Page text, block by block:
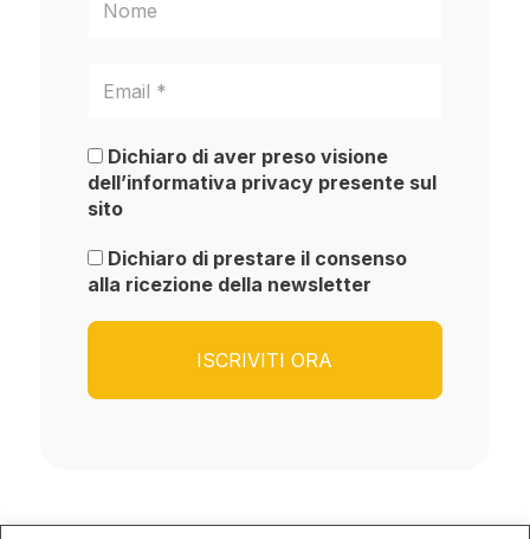
Dichiaro di aver preso visione
dell’informativa privacy presente sul
sito
Dichiaro di prestare il consenso
alla ricezione della newsletter